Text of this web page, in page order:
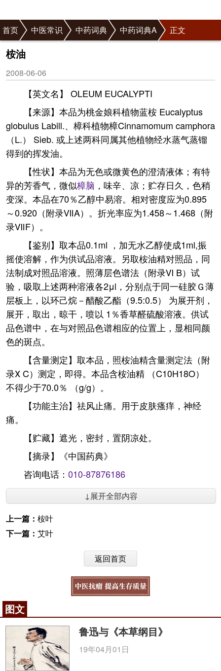
首页 中医常识 中药词典 中药词典A 正文
桉油
2008-06-06
【英文名】 OLEUM EUCALYPTI
【来源】本品为桃金娘科植物蓝桉 Eucalyptus
globulus Labill.、樟科植物樟Cinnamomum camphora
（L.） Sieb. 或上述两科同属其他植物经水蒸气蒸镏
得到的挥发油。
【性状】本品为无色或微黄色的澄清液体；有特
异的芳香气，微似樟脑 ，味辛、凉；贮存日久，色稍
变深。本品在70％乙醇中易溶。相对密度应为0.895
～0.920（附录ⅦA）。折光率应为1.458～1.468（附
录ⅦF）。
【鉴别】取本品0.1ml ，加无水乙醇使成1ml,振
摇使溶解，作为供试品溶液。另取桉油精对照品，同
法制成对照品溶液。照薄层色谱法（附录Ⅵ B）试
验，吸取上述两种溶液各2μl，分别点于同一硅胶Ｇ薄
层板上，以环己烷－醋酸乙酯（9.5:0.5） 为展开剂，
展开，取出，晾干，喷以 1％香草醛硫酸溶液。供试
品色谱中，在与对照品色谱相应的位置上，显相同颜
色的斑点。
【含量测定】取本品，照桉油精含量测定法（附
录Ⅹ C）测定，即得。本品含桉油精 （C10H18O）
不得少于70.0％ （g/g）。
【功能主治】祛风止痛。用于皮肤瘙痒，神经
痛。
【贮藏】遮光，密封，置阴凉处。
【摘录】《中国药典》
咨询电话： 010-87876186
↓展开全部内容
上一篇： 桉叶
下一篇： 艾叶
返回首页
图文
鲁迅与《本草纲目》
19年04月01日